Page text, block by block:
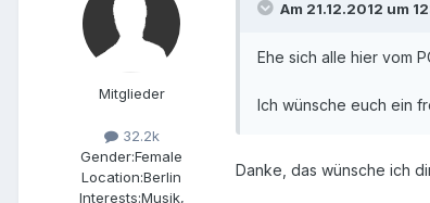
Mitglieder
32.2k
Gender:Female
Location:Berlin
Interests:Musik,
Am 21.12.2012 um
Ehe sich alle hier vom
Ich wünsche euch ein
Danke, das wünsche ich